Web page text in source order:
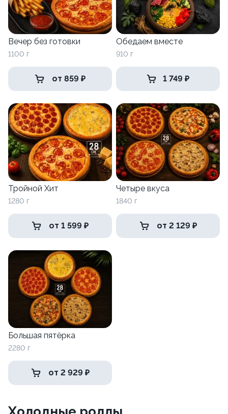
Вечер без готовки
1100 г
от 859 ₽
Обедаем вместе
910 г
1 749 ₽
Тройной Хит
1280 г
от 1 599 ₽
Четыре вкуса
1840 г
от 2 129 ₽
Большая пятёрка
2280 г
от 2 929 ₽